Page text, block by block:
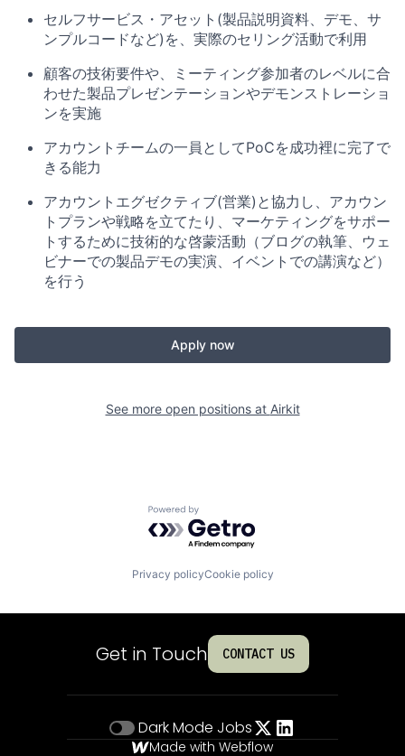
セルフサービス・アセット(製品説明資料、デモ、サ
ンプルコードなど)を、実際のセリング活動で利用
顧客の技術要件や、ミーティング参加者のレベルに合
わせた製品プレゼンテーションやデモンストレーショ
ンを実施
アカウントチームの一員としてPoCを成功裡に完了で
きる能力
アカウントエグゼクティブ(営業)と協力し、アカウン
トプランや戦略を立てたり、マーケティングをサポー
トするために技術的な啓蒙活動（ブログの執筆、ウェ
ビナーでの製品デモの実演、イベントでの講演など）
を行う
Apply now
See more open positions at Airkit
Powered by Getro.com
Privacy policyCookie policy
Get in Touch CONTACT US
Dark Mode Jobs
Made with Webflow